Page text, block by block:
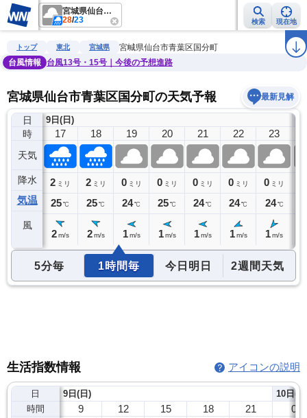
宮城県仙台市青葉区国分町
28/23 検索 現在地
雨雲レーダー 台風情報 地震情報 警報・注意報 ラ
トップ 東北 宮城県
宮城県仙台市青葉区国分町
台風情報
台風13号・15号｜今後の予想進路
宮城県仙台市青葉区国分町の天気予報 最新見解
日
時
天気
降水
気温
風
9日(日)
16
1ミリ
26℃
17
2 ミリ
25℃
2 m/s
18
2 ミリ
25℃
2 m/s
19
0 ミリ
24℃
1 m/s
20
0 ミリ
25℃
1 m/s
21
0 ミリ
24℃
1 m/s
22
0 ミリ
24℃
1 m/s
23
0 ミリ
24 ℃
1m/s
5分毎 1時間毎 今日明日 2週間天気
生活指数情報 アイコンの説明
日
時間
9日(日)
9 12 15 18 21
10日(
0